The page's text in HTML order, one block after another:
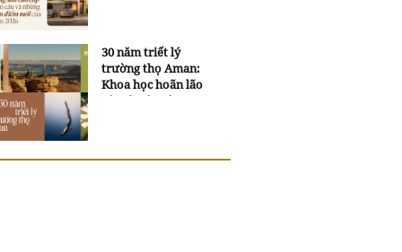
30 năm triết lý
trường thọ Aman:
Khoa học hoãn lão
và trí tuệ ngàn xưa